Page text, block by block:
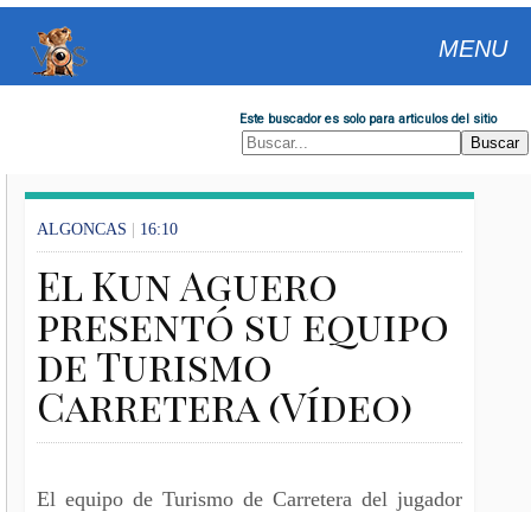
MENU
Este buscador es solo para articulos del sitio
ALGONCAS | 16:10
El Kun Aguero
presentó su equipo
de Turismo
Carretera (Vídeo)
El equipo de Turismo de Carretera del jugador